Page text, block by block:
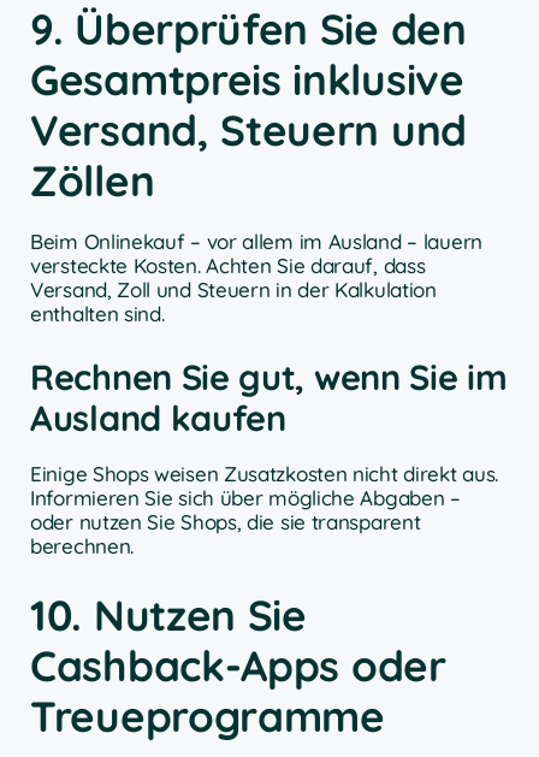
9. Überprüfen Sie den
Gesamtpreis inklusive
Versand, Steuern und
Zöllen
Beim Onlinekauf – vor allem im Ausland – lauern
versteckte Kosten. Achten Sie darauf, dass
Versand, Zoll und Steuern in der Kalkulation
enthalten sind.
Rechnen Sie gut, wenn Sie im
Ausland kaufen
Einige Shops weisen Zusatzkosten nicht direkt aus.
Informieren Sie sich über mögliche Abgaben –
oder nutzen Sie Shops, die sie transparent
berechnen.
10. Nutzen Sie
Cashback-Apps oder
Treueprogramme